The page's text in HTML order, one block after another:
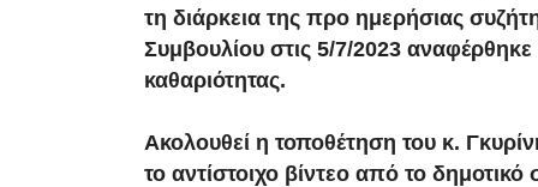
τη διάρκεια της προ ημερήσιας
Συμβουλίου στις 5/7/2023
καθαριότητας.
Ακολουθεί η τοποθέτηση του κ.
το αντίστοιχο βίντεο από το